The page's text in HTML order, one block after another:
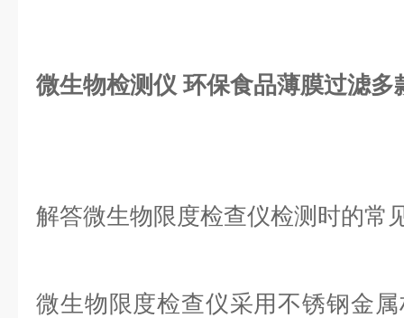
微生物检测仪 环保食品薄膜过滤多
解答微生物限度检查仪检测时的常
微生物限度检查仪采用不锈钢金